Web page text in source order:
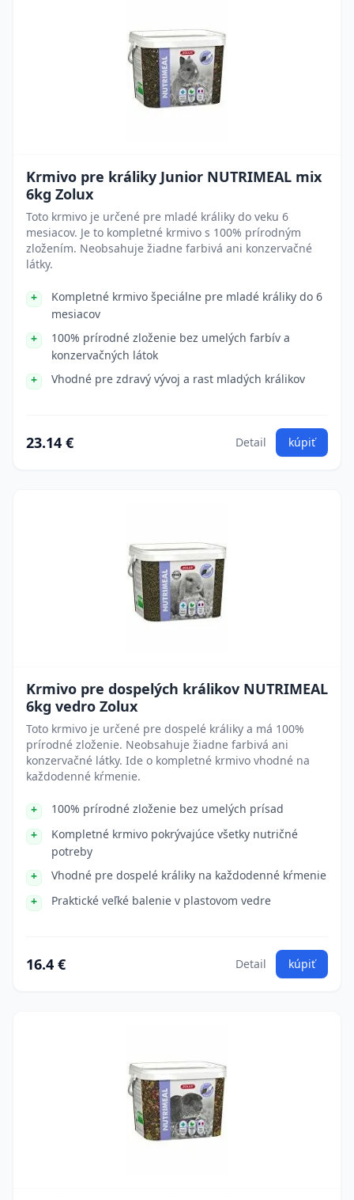
Krmivo pre králiky Junior NUTRIMEAL mix
6kg Zolux
Toto krmivo je určené pre mladé králiky do veku 6
mesiacov. Je to kompletné krmivo s 100% prírodným
zložením. Neobsahuje žiadne farbivá ani konzervačné
látky.
Kompletné krmivo špeciálne pre mladé králiky do 6
mesiacov
100% prírodné zloženie bez umelých farbív a
konzervačných látok
Vhodné pre zdravý vývoj a rast mladých králikov
23.14 € Detail kúpiť
Krmivo pre dospelých králikov NUTRIMEAL
6kg vedro Zolux
Toto krmivo je určené pre dospelé králiky a má 100%
prírodné zloženie. Neobsahuje žiadne farbivá ani
konzervačné látky. Ide o kompletné krmivo vhodné na
každodenné kŕmenie.
100% prírodné zloženie bez umelých prísad
Kompletné krmivo pokrývajúce všetky nutričné
potreby
Vhodné pre dospelé králiky na každodenné kŕmenie
Praktické veľké balenie v plastovom vedre
16.4 € Detail kúpiť